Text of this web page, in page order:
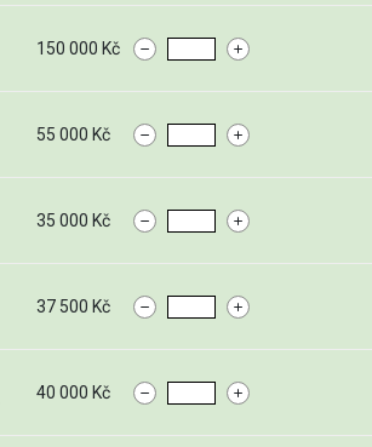
150 000 Kč
55 000 Kč
35 000 Kč
37 500 Kč
40 000 Kč